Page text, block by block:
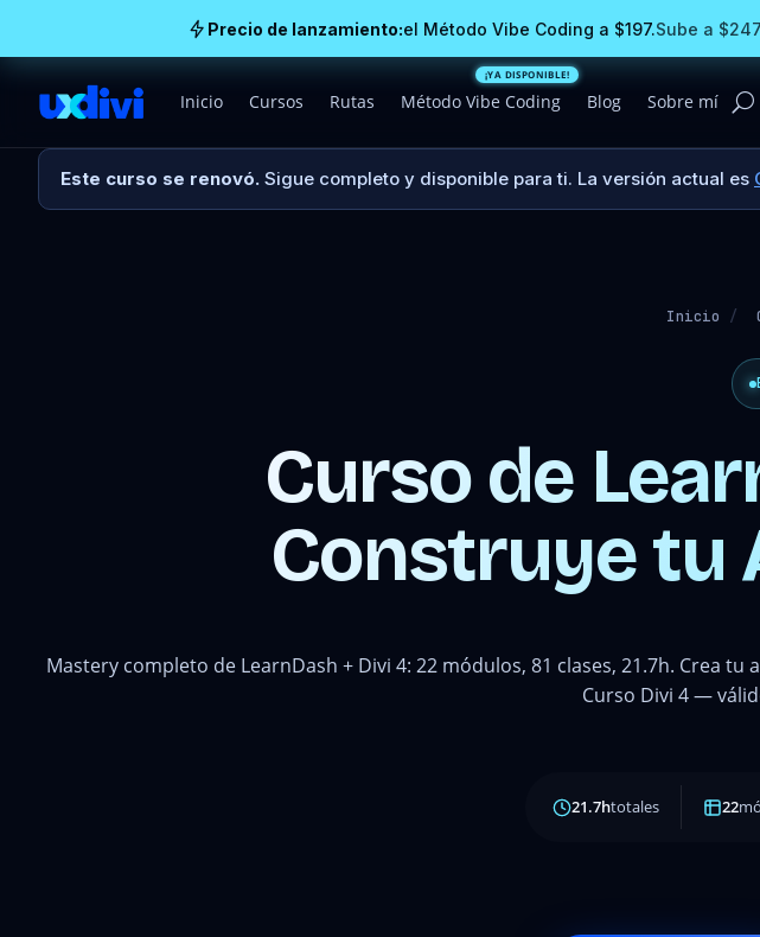
Precio de lanzamiento:el Método Vibe Coding a $197.Sube a
Inicio Cursos Rutas Método Vibe Coding Blog Sobre mí
Este curso se renovó. Sigue completo y disponible para ti. La versión actual es
Inicio /
Curso de
Construye tu
Mastery completo de LearnDash + Divi 4: 22 módulos, 81 clases, 21.7h. Crea
Curso Divi 4 —
21.7htotales 22